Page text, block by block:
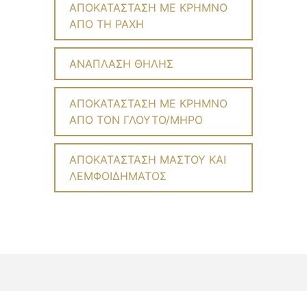
ΑΠΟΚΑΤΑΣΤΑΣΗ ΜΕ ΚΡΗΜΝΟ
ΑΠΟ ΤΗ ΡΑΧΗ
ΑΝΑΠΛΑΣΗ ΘΗΛΗΣ
ΑΠΟΚΑΤΑΣΤΑΣΗ ΜΕ ΚΡΗΜΝΟ
ΑΠΟ ΤΟΝ ΓΛΟΥΤΟ/ΜΗΡΟ
ΑΠΟΚΑΤΑΣΤΑΣΗ ΜΑΣΤΟΥ ΚΑΙ
ΛΕΜΦΟΙΔΗΜΑΤΟΣ